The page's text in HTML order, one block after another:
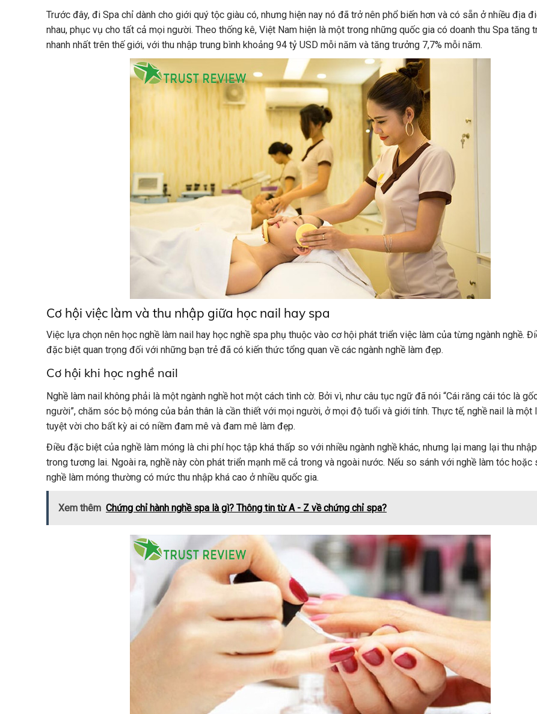
Trước đây, đi Spa chỉ dành cho giới quý tộc giàu có, nhưng hiện nay nó đã trở nên phổ biến hơn và có sẵn ở nhiều địa
nhau, phục vụ cho tất cả mọi người. Theo thống kê, Việt Nam hiện là một trong những quốc gia có doanh thu Spa tăng
nhanh nhất trên thế giới, với thu nhập trung bình khoảng 94 tỷ USD mỗi năm và tăng trưởng 7,7% mỗi năm.
Cơ hội việc làm và thu nhập giữa học nail hay spa
Việc lựa chọn nên học nghề làm nail hay học nghề spa phụ thuộc vào cơ hội phát triển việc làm của từng ngành nghề.
đặc biệt quan trọng đối với những bạn trẻ đã có kiến thức tổng quan về các ngành nghề làm đẹp.
Cơ hội khi học nghề nail
Nghề làm nail không phải là một ngành nghề hot một cách tình cờ. Bởi vì, như câu tục ngữ đã nói “Cái răng cái tóc là
người”, chăm sóc bộ móng của bản thân là cần thiết với mọi người, ở mọi độ tuổi và giới tính. Thực tế, nghề nail là một
tuyệt vời cho bất kỳ ai có niềm đam mê và đam mê làm đẹp.
Điều đặc biệt của nghề làm móng là chi phí học tập khá thấp so với nhiều ngành nghề khác, nhưng lại mang lại thu
trong tương lai. Ngoài ra, nghề này còn phát triển mạnh mẽ cả trong và ngoài nước. Nếu so sánh với nghề làm tóc hoặc
nghề làm móng thường có mức thu nhập khá cao ở nhiều quốc gia.
Xem thêm Chứng chỉ hành nghề spa là gì? Thông tin từ A - Z về chứng chỉ spa?